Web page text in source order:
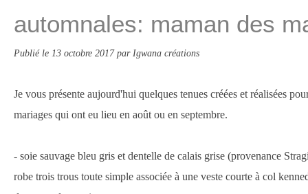
automnales: maman des
Publié le 13 octobre 2017par Igwana créations
Je vous présente aujourd'hui quelques tenues créées et réalisées
mariages qui ont eu lieu en août ou en septembre.
- soie sauvage bleu gris et dentelle de calais grise (provenance
robe trois trous toute simple associée à une veste courte à col